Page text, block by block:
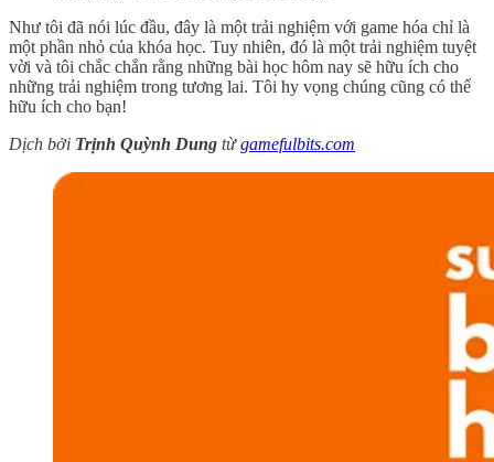
Như tôi đã nói lúc đầu, đây là một trải nghiệm với game hóa chỉ là
một phần nhỏ của khóa học. Tuy nhiên, đó là một trải nghiệm tuyệt
vời và tôi chắc chắn rằng những bài học hôm nay sẽ hữu ích cho
những trải nghiệm trong tương lai. Tôi hy vọng chúng cũng có thể
hữu ích cho bạn!
Dịch bởi Trịnh Quỳnh Dung từgamefulbits.com